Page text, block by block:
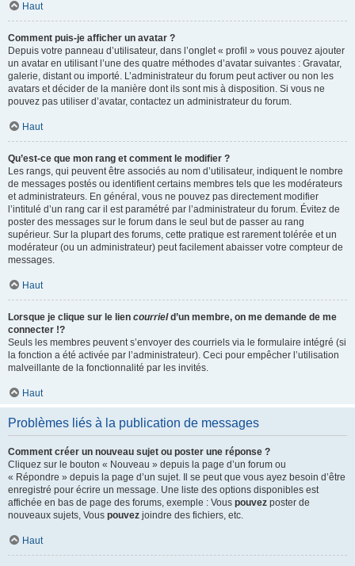
Haut
Comment puis-je afficher un avatar ?
Depuis votre panneau d’utilisateur, dans l’onglet « profil » vous pouvez ajouter
un avatar en utilisant l’une des quatre méthodes d’avatar suivantes : Gravatar,
galerie, distant ou importé. L’administrateur du forum peut activer ou non les
avatars et décider de la manière dont ils sont mis à disposition. Si vous ne
pouvez pas utiliser d’avatar, contactez un administrateur du forum.
Haut
Qu’est-ce que mon rang et comment le modifier ?
Les rangs, qui peuvent être associés au nom d’utilisateur, indiquent le nombre
de messages postés ou identifient certains membres tels que les modérateurs
et administrateurs. En général, vous ne pouvez pas directement modifier
l’intitulé d’un rang car il est paramétré par l’administrateur du forum. Évitez de
poster des messages sur le forum dans le seul but de passer au rang
supérieur. Sur la plupart des forums, cette pratique est rarement tolérée et un
modérateur (ou un administrateur) peut facilement abaisser votre compteur de
messages.
Haut
Lorsque je clique sur le lien courrield’un membre, on me demande de me
connecter !?
Seuls les membres peuvent s’envoyer des courriels via le formulaire intégré (si
la fonction a été activée par l’administrateur). Ceci pour empêcher l’utilisation
malveillante de la fonctionnalité par les invités.
Haut
Problèmes liés à la publication de messages
Comment créer un nouveau sujet ou poster une réponse ?
Cliquez sur le bouton « Nouveau » depuis la page d’un forum ou
« Répondre » depuis la page d’un sujet. Il se peut que vous ayez besoin d’être
enregistré pour écrire un message. Une liste des options disponibles est
affichée en bas de page des forums, exemple : Vous pouvez poster de
nouveaux sujets, Vous pouvez joindre des fichiers, etc.
Haut